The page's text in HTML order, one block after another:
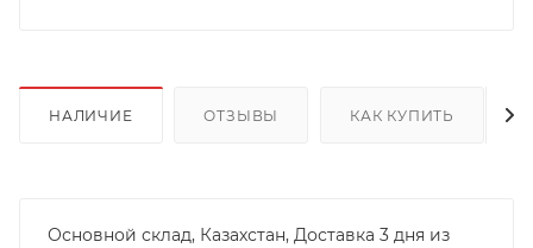
НАЛИЧИЕ ОТЗЫВЫ КАК КУПИТЬ
Основной склад, Казахстан, Доставка 3 дня из